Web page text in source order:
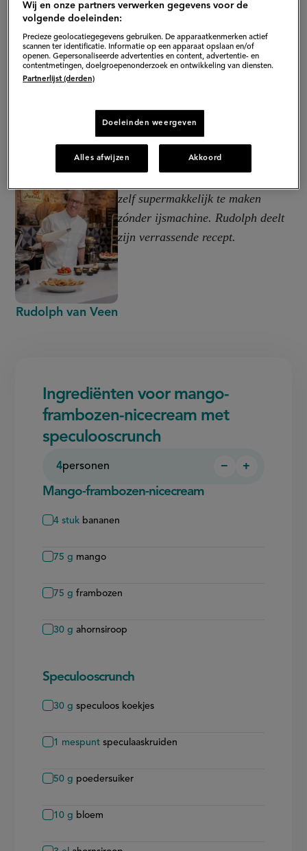
Rudolph van Veen
zelf supermakkelijk te maken
zónder ijsmachine. Rudolph deelt
zijn verrassende recept.
Ingrediënten voor mango-
frambozen-nicecream met
speculooscrunch
4personen
Persoon
−
Persoon
+
Mango-frambozen-nicecream
4 stuk bananen
75 g mango
75 g frambozen
30 g ahornsiroop
Speculooscrunch
30 g speculoos koekjes
1 mespunt speculaaskruiden
50 g poedersuiker
10 g bloem
Wij en onze partners verwerken gegevens voor de
volgende doeleinden:
Precieze geolocatiegegevens gebruiken. De apparaatkenmerken actief
scannen ter identificatie. Informatie op een apparaat opslaan en/of
openen. Gepersonaliseerde advertenties en content, advertentie- en
contentmetingen, doelgroepenonderzoek en ontwikkeling van diensten.
Partnerlijst (derden)
Doeleinden weergeven
Alles afwijzen Akkoord